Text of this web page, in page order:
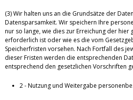
(3) Wir halten uns an die Grundsätze der
Datensparsamkeit. Wir speichern Ihre
nur so lange, wie dies zur Erreichung der hier
erforderlich ist oder wie es die vom
Speicherfristen vorsehen. Nach Fortfall des
dieser Fristen werden die entsprechenden
entsprechend den gesetzlichen Vorschriften
2 - Nutzung und Weitergabe